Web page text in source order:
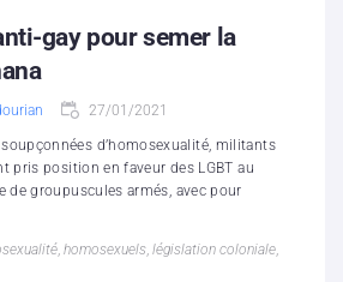
gay pour semer la
27/01/2021
d’homosexualité, militants
pris position en faveur des LGBT au
de groupuscules armés, avec pour
, homosexuels, législation coloniale,